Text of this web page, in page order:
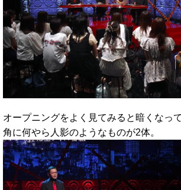
オープニングをよく見てみると暗くなっ
角に何やら人影のようなものが2体。